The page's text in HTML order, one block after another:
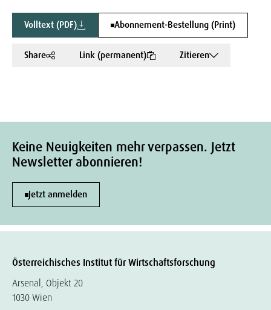
Volltext (PDF) Abonnement-Bestellung (Print)
Share Link (permanent) Zitieren
Keine Neuigkeiten mehr verpassen. Jetzt
Newsletter abonnieren!
Jetzt anmelden
Österreichisches Institut für Wirtschaftsforschung
Arsenal, Objekt 20
1030 Wien